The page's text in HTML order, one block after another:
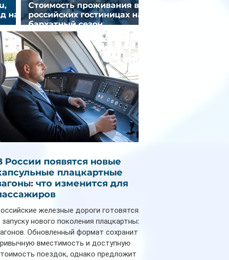
на
Стоимость проживания в
российских гостиницах на
бархатный сезон
снизилась на 9%
России появятся новые
плацкартные
что изменится для
железные дороги готовятся
запуску нового поколения плацкартных
Обновленный формат сохранит
вместимость и доступную
поездок, однако предложит